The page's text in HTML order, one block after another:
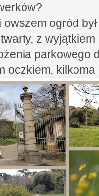
owszem ogród
z wyjątkiem
parkowego
oczkiem,